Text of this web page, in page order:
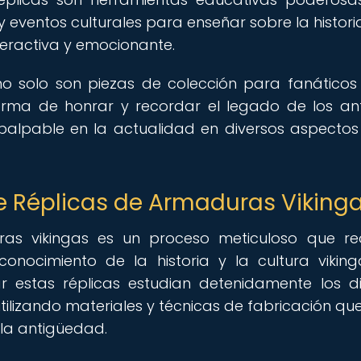
eventos culturales para enseñar sobre la
y emocionante.
solo son piezas de colección para
de honrar y recordar el legado de los
en la actualidad en diversos
Réplicas de Armaduras
vikingas es un proceso meticuloso que
de la historia y la cultura
réplicas estudian detenidamente los
materiales y técnicas de fabricación
antigüedad.